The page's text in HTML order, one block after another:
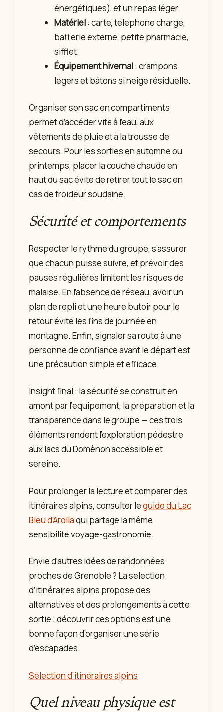
énergétiques), et un repas léger.
Matériel: carte, téléphone chargé,
batterie externe, petite pharmacie,
sifflet.
Équipement hivernal: crampons
légers et bâtons si neige résiduelle.
Organiser son sac en compartiments
permet d’accéder vite à l’eau, aux
vêtements de pluie et à la trousse de
secours. Pour les sorties en automne ou
printemps, placer la couche chaude en
haut du sac évite de retirer tout le sac en
cas de froideur soudaine.
Sécurité et comportements
Respecter le rythme du groupe, s’assurer
que chacun puisse suivre, et prévoir des
pauses régulières limitent les risques de
malaise. En l’absence de réseau, avoir un
plan de repli et une heure butoir pour le
retour évite les fins de journée en
montagne. Enfin, signaler sa route à une
personne de confiance avant le départ est
une précaution simple et efficace.
Insight final : la sécurité se construit en
amont par l’équipement, la préparation et la
transparence dans le groupe — ces trois
éléments rendent l’exploration pédestre
aux lacs du Domènon accessible et
sereine.
Pour prolonger la lecture et comparer des
itinéraires alpins, consulter leguide du Lac
Bleu d’Arollaqui partage la même
sensibilité voyage-gastronomie.
Envie d’autres idées de randonnées
proches de Grenoble ? La sélection
d’itinéraires alpins propose des
alternatives et des prolongements à cette
sortie ; découvrir ces options est une
bonne façon d’organiser une série
d’escapades.
Sélection d’itinéraires alpins
Quel niveau physique est